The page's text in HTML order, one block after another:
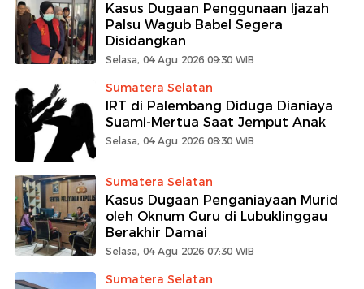
Kasus Dugaan Penggunaan Ijazah
Palsu Wagub Babel Segera
Disidangkan
Selasa, 04 Agu 2026 09:30 WIB
Sumatera Selatan
IRT di Palembang Diduga Dianiaya
Suami-Mertua Saat Jemput Anak
Selasa, 04 Agu 2026 08:30 WIB
Sumatera Selatan
Kasus Dugaan Penganiayaan Murid
oleh Oknum Guru di Lubuklinggau
Berakhir Damai
Selasa, 04 Agu 2026 07:30 WIB
Sumatera Selatan